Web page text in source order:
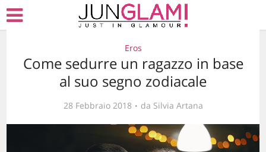
Eros
Come sedurre un ragazzo in base
al suo segno zodiacale
28 Febbraio 2018 da Silvia Artana